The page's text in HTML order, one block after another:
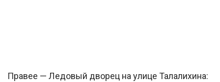
Правее — Ледовый дворец на улице Талалихина: